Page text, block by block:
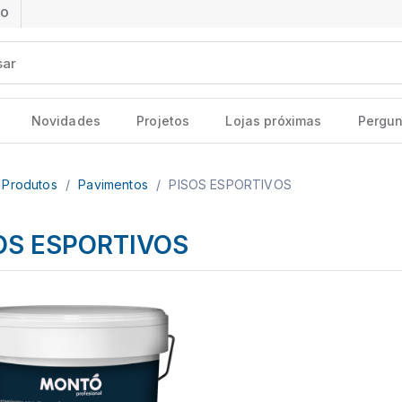
Novidades Projetos Lojas próximas
Produtos / Pavimentos / PISOS ESPORTIVOS
ESPORTIVOS